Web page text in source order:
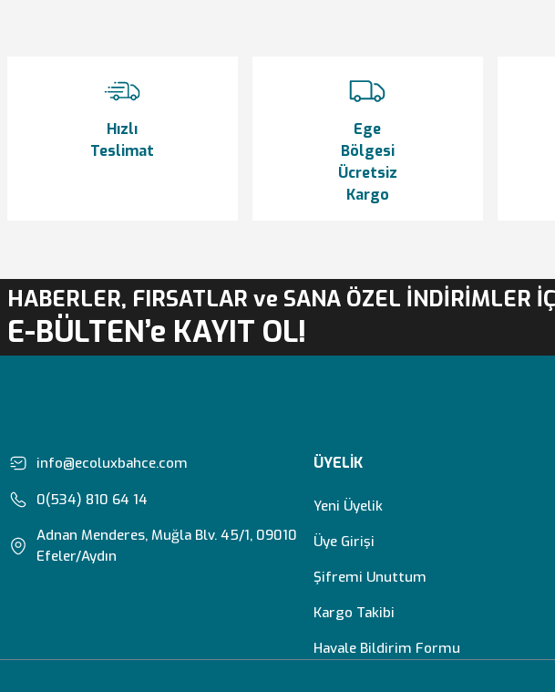
Ürün fiyatı diğer sitelerden daha pahalı.
Bu ürüne benzer farklı alternatifler olmalı.
Hızlı
Teslimat
Ege
Bölgesi
Ücretsiz
Kargo
HABERLER, FIRSATLAR ve SANA ÖZEL İNDİRİMLER
E-BÜLTEN’e KAYIT OL!
info@ecoluxbahce.com
0(534) 810 64 14
Adnan Menderes, Muğla Blv. 45/1, 09010
Efeler/Aydın
ÜYELİK
Yeni Üyelik
Üye Girişi
Şifremi Unuttum
Kargo Takibi
Havale Bildirim Formu